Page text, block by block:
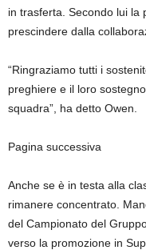
in trasferta. Secondo lui la
prescindere dalla
“Ringraziamo tutti i
preghiere e il loro
squadra”, ha detto Owen.
Pagina successiva
Anche se è in testa alla
rimanere concentrato.
del Campionato del
verso la promozione in